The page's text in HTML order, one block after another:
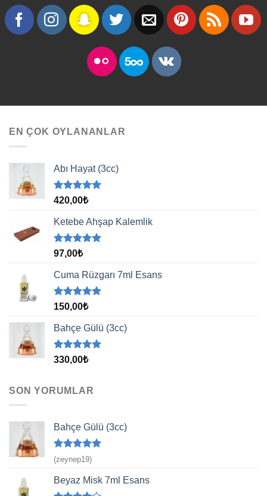
EN ÇOK OYLANANLAR
Abı Hayat (3cc)
5 üzerinden
aldı
420,00₺
Ketebe Ahşap Kalemlik
5 üzerinden
aldı
97,00₺
Cuma Rüzgarı 7ml Esans
5 üzerinden
aldı
150,00₺
Bahçe Gülü (3cc)
5 üzerinden
330,00₺
SON YORUMLAR
Bahçe Gülü (3cc)
5 üzerinden
5
oy aldı
(zeynep19)
Beyaz Misk 7ml Esans